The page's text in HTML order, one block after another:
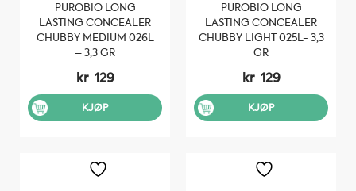
PUROBIO LONG
LASTING CONCEALER
CHUBBY MEDIUM 026L
– 3,3 GR
kr 129
KJØP
PUROBIO LONG
LASTING CONCEALER
CHUBBY LIGHT 025L- 3,3
GR
kr 129
KJØP